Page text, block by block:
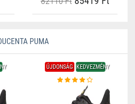
PUMA
ÚJDONSÁG KEDVEZMÉNY